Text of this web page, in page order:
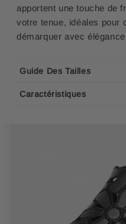
apportent une touche de
votre tenue, idéales pour
démarquer avec
Guide Des Tailles
Caractéristiques